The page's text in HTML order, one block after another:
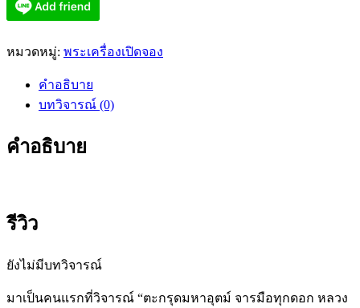
หมวดหมู่: พระเครื่องเปิดจอง
คำอธิบาย
บทวิจารณ์ (0)
คำอธิบาย
รีวิว
ยังไม่มีบทวิจารณ์
มาเป็นคนแรกที่วิจารณ์ “ตะกรุดมหาอุตม์ จารมือทุกดอก หลวง